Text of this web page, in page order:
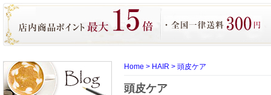
Home > HAIR > 頭皮ケア
頭皮ケア